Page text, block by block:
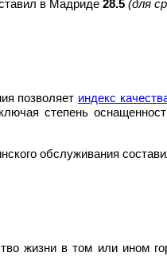
в Мадриде 28.5 (для
позволяет индекс
степень
обслуживания
жизни в том или ином